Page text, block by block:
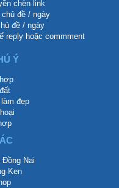
chèn link
đề / ngày
đề / ngày
reply hoặc commment
Ý
đẹp
Đồng Nai
Ken